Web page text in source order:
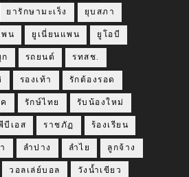
ยารักษามะเร็ง ยุบสภา
พน ยูเนี่ยนแพน ยูโอบี
รถยนต์ รทสช.
รองเท้า รักต้องรอด
รักษ์ไทย รับน้องใหม่
บีเอส ราชภัฏ ร้องเรียน
ลำปาง ลำไย ลูกจ้าง
วอลเล่ย์บอล วังน้ำเขียว